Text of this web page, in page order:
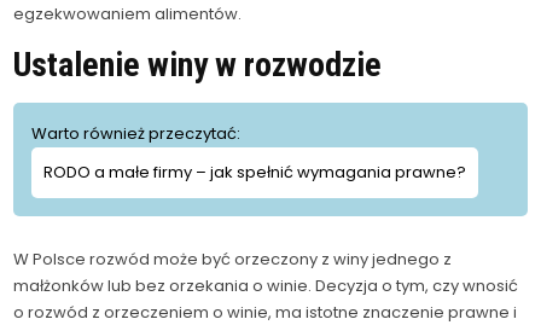
egzekwowaniem alimentów.
Ustalenie winy w rozwodzie
Warto również przeczytać:
RODO a małe firmy – jak spełnić wymagania prawne?
W Polsce rozwód może być orzeczony z winy jednego z
małżonków lub bez orzekania o winie. Decyzja o tym, czy wnosić
o rozwód z orzeczeniem o winie, ma istotne znaczenie prawne i